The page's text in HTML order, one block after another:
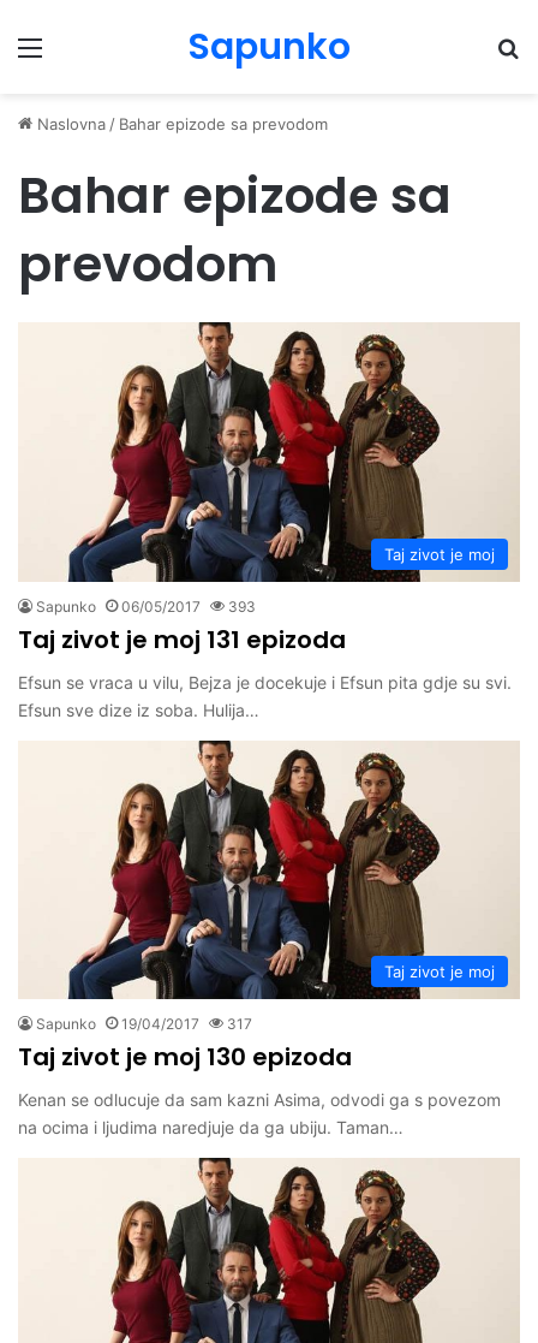
Menu Sapunko
Naslovna / Bahar epizode sa prevodom
Bahar epizode sa
prevodom
Taj zivot je moj
Sapunko 06/05/2017 393
Taj zivot je moj 131 epizoda
Efsun se vraca u vilu, Bejza je docekuje i Efsun pita gdje su svi.
Efsun sve dize iz soba. Hulija…
Taj zivot je moj
Sapunko 19/04/2017 317
Taj zivot je moj 130 epizoda
Kenan se odlucuje da sam kazni Asima, odvodi ga s povezom
na ocima i ljudima naredjuje da ga ubiju. Taman…